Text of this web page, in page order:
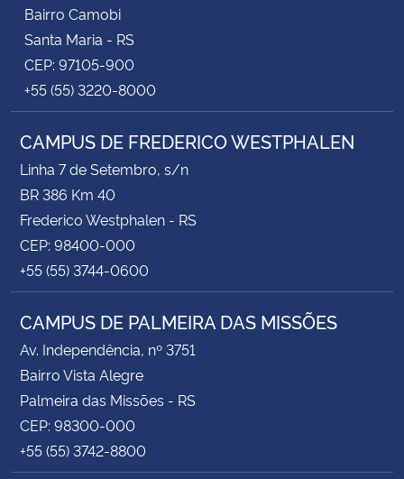
Bairro Camobi
Santa Maria - RS
CEP: 97105-900
+55 (55) 3220-8000
CAMPUS DE FREDERICO WESTPHALEN
Linha 7 de Setembro, s/n
BR 386 Km 40
Frederico Westphalen - RS
CEP: 98400-000
+55 (55) 3744-0600
CAMPUS DE PALMEIRA DAS MISSÕES
Av. Independência, nº 3751
Bairro Vista Alegre
Palmeira das Missões - RS
CEP: 98300-000
+55 (55) 3742-8800